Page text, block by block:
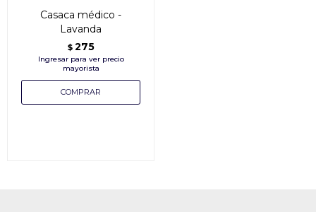
Casaca médico -
Lavanda
$ 275